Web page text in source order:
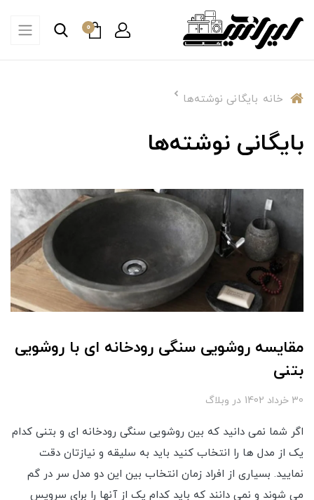
0
خانه بایگانی نوشته‌ها
بایگانی نوشته‌ها
مقایسه روشویی سنگی رودخانه ای با روشویی
بتنی
30 خرداد 1402 در وبلاگ
اگر شما نمی دانید که بین روشویی سنگی رودخانه ای و بتنی کدام
یک از مدل ها را انتخاب کنید باید به سلیقه و نیازتان دقت
نمایید. بسیاری از افراد زمان انتخاب بین این دو مدل سر در گم
می ‌شوند و نمی‌ دانند که باید کدام یک از آنها را برای سرویس